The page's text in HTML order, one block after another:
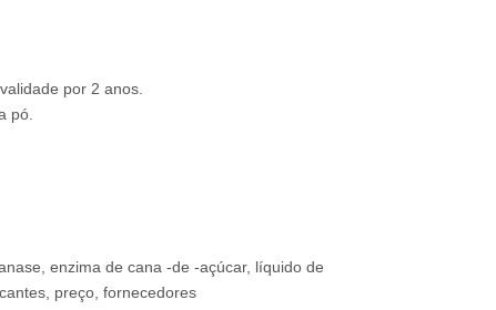
por 2 anos.
pó.
enzima de cana -de -açúcar, líquido de
preço, fornecedores